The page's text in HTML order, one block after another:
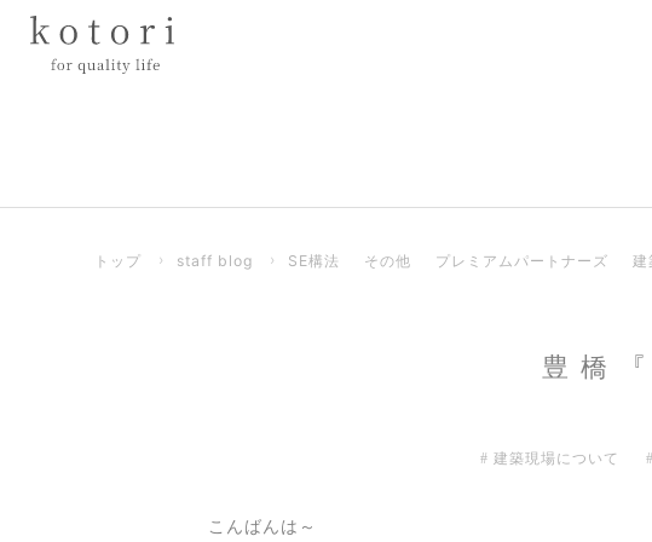
トップ › staff blog › SE構法 その他 プレミアムパートナーズ 建
豊橋
建築現場について
こんばんは～